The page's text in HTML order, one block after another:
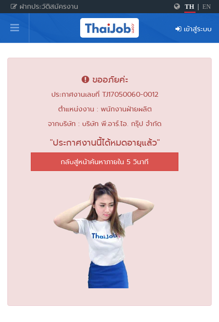
ฝากประวัติสมัครงาน TH EN
หน้าหลัก
ผู้สมัครงาน: เข้าสู่ระบบ
ฝากประวัติสมัครงาน
สำหรับผู้ประกอบการ
เข้าสู่ระบบ
ขออภัยค่ะ
ประกาศงานเลขที่ TJ17050060-0012
ตำแหน่งงาน : พนักงานฝ่ายผลิต
จากบริษัท : บริษัท พี.อาร์.ไอ. กรุ๊ป จำกัด
"ประกาศงานนี้ได้หมดอายุแล้ว"
กลับสู่หน้าค้นหาภายใน 5 วินาที